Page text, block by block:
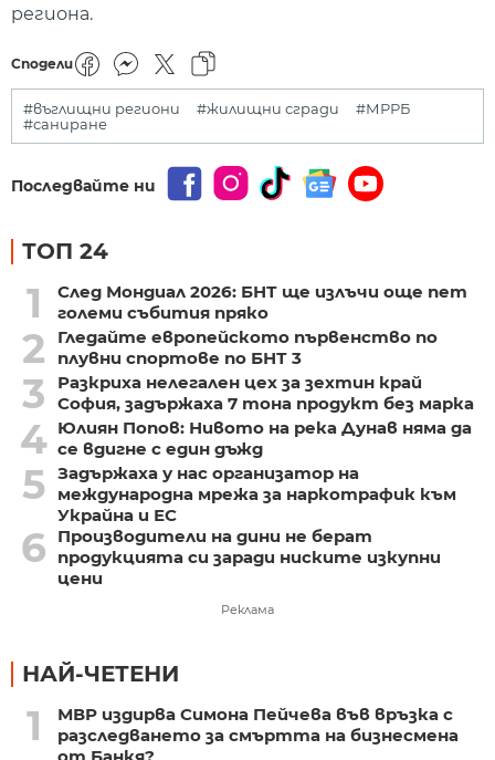
региона.
Сподели
#въглищни региони #жилищни сгради
#МРРБ
#саниране
Последвайте ни
ТОП 24
1
След Мондиал 2026: БНТ ще излъчи още пет
големи събития пряко
2
Гледайте европейското първенство по
плувни спортове по БНТ 3
3
Разкриха нелегален цех за зехтин край
София, задържаха 7 тона продукт без марка
4 Юлиян Попов: Нивото на река Дунав няма да
се вдигне с един дъжд
5 Задържаха у нас организатор на
международна мрежа за наркотрафик към
Украйна и ЕС
6
Производители на дини не берат
продукцията си заради ниските изкупни
цени
Реклама
НАЙ-ЧЕТЕНИ
1
МВР издирва Симона Пейчева във връзка с
разследването за смъртта на бизнесмена
от Банкя?